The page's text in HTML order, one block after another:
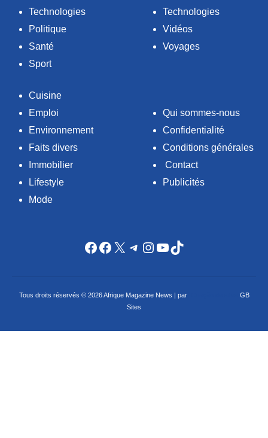
Technologies
Politique
Santé
Sport
Technologies
Vidéos
Voyages
Cuisine
Emploi
Environnement
Faits divers
Immobilier
Lifestyle
Mode
Qui sommes-nous
Confidentialité
Conditions générales
Contact
Publicités
Facebook
Facebook
X Telegram
Instagram
YouTube
TikTok
Tous droits réservés © 2026 Afrique Magazine News | par
GB
Sites